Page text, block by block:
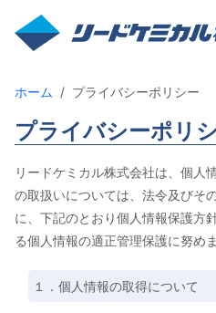
ホーム プライバシーポリシー
プライバシーポリ
リードケミカル株式会社は、個人
の取扱いについては、法令及びそ
に、下記のとおり個人情報保護方
る個人情報の適正管理保護に努めま
１．個人情報の取得について